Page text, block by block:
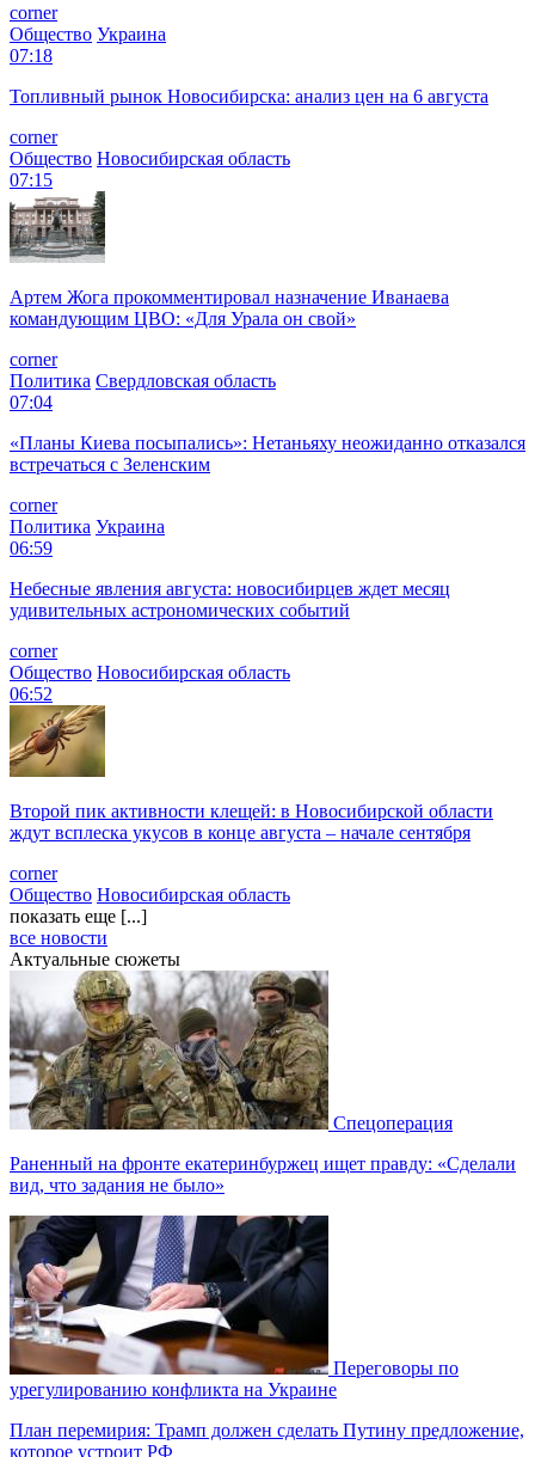
corner
Общество Украина
07:18
Топливный рынок Новосибирска: анализ цен на 6 августа
corner
Общество Новосибирская область
07:15
Артем Жога прокомментировал назначение Иванаева
командующим ЦВО: «Для Урала он свой»
corner
Политика Свердловская область
07:04
«Планы Киева посыпались»: Нетаньяху неожиданно отказался
встречаться с Зеленским
corner
Политика Украина
06:59
Небесные явления августа: новосибирцев ждет месяц
удивительных астрономических событий
corner
Общество Новосибирская область
06:52
Второй пик активности клещей: в Новосибирской области
ждут всплеска укусов в конце августа – начале сентября
corner
Общество Новосибирская область
показать еще [...]
все новости
Актуальные сюжеты
Спецоперация
Раненный на фронте екатеринбуржец ищет правду: «Сделали
вид, что задания не было»
Переговоры по
урегулированию конфликта на Украине
План перемирия: Трамп должен сделать Путину предложение,
которое устроит РФ